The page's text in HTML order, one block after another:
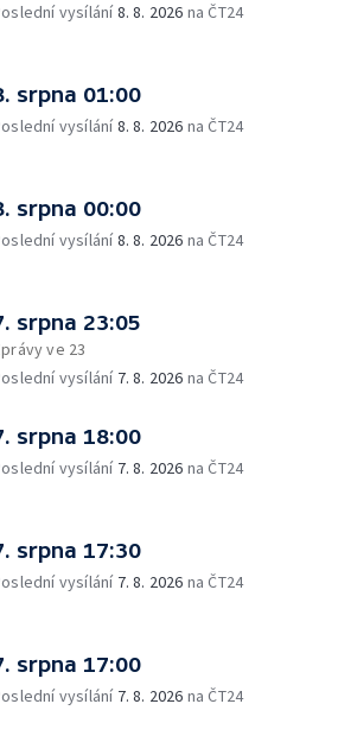
vysílání8. 8. 2026 na ČT24
srpna 01:00
vysílání8. 8. 2026 na ČT24
srpna 00:00
vysílání8. 8. 2026 na ČT24
srpna 23:05
ve 23
vysílání 7. 8. 2026 na ČT24
srpna 18:00
vysílání 7. 8. 2026 na ČT24
srpna 17:30
vysílání 7. 8. 2026 na ČT24
srpna 17:00
vysílání 7. 8. 2026 na ČT24